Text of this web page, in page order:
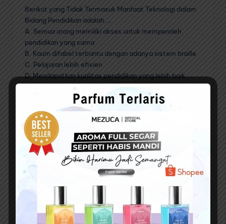
Berikut yang Tidak Termasuk Manfaat Teknologi dalam
Bidang Pendidikan adalah…..
A. Semua orang memiliki akses untuk memperoleh
pendidikan yang sama
B. Kaum difabel terbantu dengan adanya sistem braille
C. Pelajaran lebih efisien
D. Mendapatkan kualitas pendidikan yang lebih baik
E. Dana yang dibutuhkan besar
Penjelasan
Manfaat teknologi di bidang pendidikan sangatlah
banyak, salah satunya adalah semua orang memiliki
kesempatan yang sama untuk mendapatkan pendidikan
yang lebih baik.
Selain itu dengan adanya teknologipendidikankian
efisien dan lebih cepat dalam pengembangannya, dan